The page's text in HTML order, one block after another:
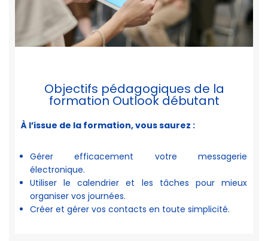
Objectifs pédagogiques de la
formation Outlook débutant
À l’issue de la formation, vous saurez :
Gérer efficacement votre messagerie
électronique.
Utiliser le calendrier et les tâches pour mieux
organiser vos journées.
Créer et gérer vos contacts en toute simplicité.